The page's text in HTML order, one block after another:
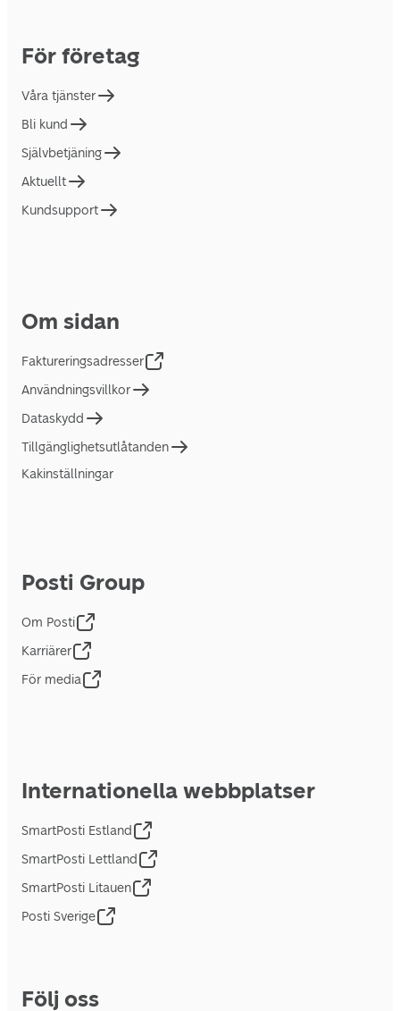
För företag
Våra tjänster
Bli kund
Självbetjäning
Aktuellt
Kundsupport
Om sidan
Faktureringsadresser
Användningsvillkor
Dataskydd
Tillgänglighetsutlåtanden
Kakinställningar
Posti Group
Om Posti
Karriärer
För media
Internationella webbplatser
SmartPosti Estland
SmartPosti Lettland
SmartPosti Litauen
Posti Sverige
Följ oss